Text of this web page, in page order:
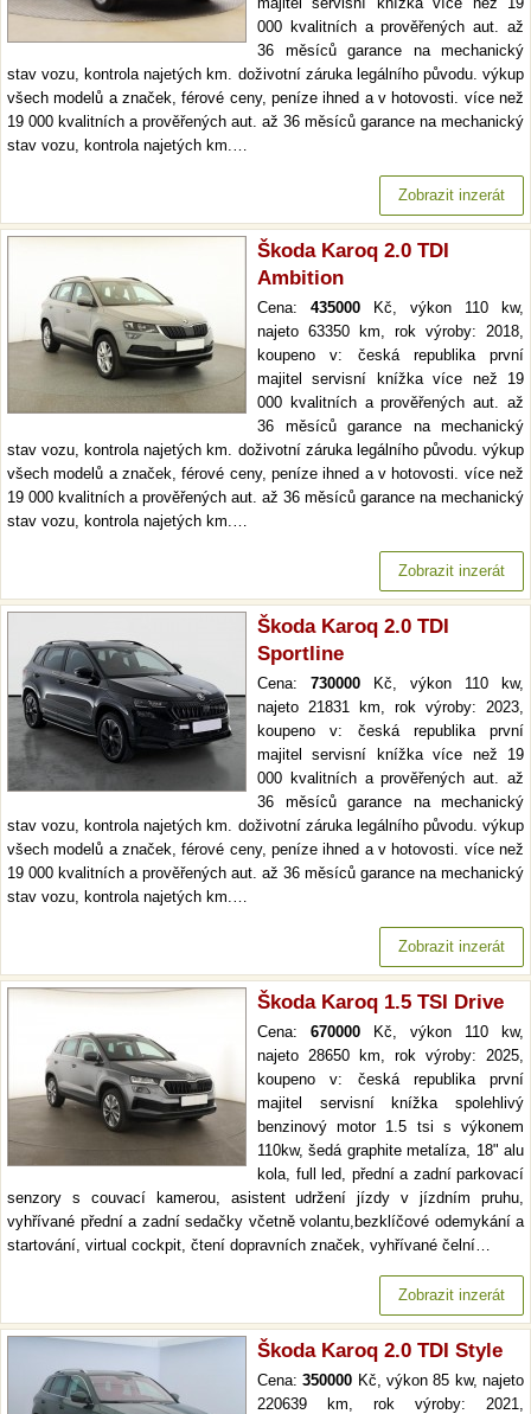
000 kvalitních a prověřených aut. až
36 měsíců garance na mechanický
stav vozu, kontrola najetých km. doživotní záruka legálního původu. výkup
všech modelů a značek, férové ceny, peníze ihned a v hotovosti. více než
19 000 kvalitních a prověřených aut. až 36 měsíců garance na mechanický
stav vozu, kontrola najetých km.…
Zobrazit inzerát
Škoda Karoq 2.0 TDI
Ambition
Cena: 435000 Kč, výkon 110 kw,
najeto 63350 km, rok výroby: 2018,
koupeno v: česká republika první
majitel servisní knížka více než 19
000 kvalitních a prověřených aut. až
36 měsíců garance na mechanický
stav vozu, kontrola najetých km. doživotní záruka legálního původu. výkup
všech modelů a značek, férové ceny, peníze ihned a v hotovosti. více než
19 000 kvalitních a prověřených aut. až 36 měsíců garance na mechanický
stav vozu, kontrola najetých km.…
Zobrazit inzerát
Škoda Karoq 2.0 TDI
Sportline
Cena: 730000 Kč, výkon 110 kw,
najeto 21831 km, rok výroby: 2023,
koupeno v: česká republika první
majitel servisní knížka více než 19
000 kvalitních a prověřených aut. až
36 měsíců garance na mechanický
stav vozu, kontrola najetých km. doživotní záruka legálního původu. výkup
všech modelů a značek, férové ceny, peníze ihned a v hotovosti. více než
19 000 kvalitních a prověřených aut. až 36 měsíců garance na mechanický
stav vozu, kontrola najetých km.…
Zobrazit inzerát
Škoda Karoq 1.5 TSI Drive
Cena: 670000 Kč, výkon 110 kw,
najeto 28650 km, rok výroby: 2025,
koupeno v: česká republika první
majitel servisní knížka spolehlivý
benzinový motor 1.5 tsi s výkonem
110kw, šedá graphite metalíza, 18" alu
kola, full led, přední a zadní parkovací
senzory s couvací kamerou, asistent udržení jízdy v jízdním pruhu,
vyhřívané přední a zadní sedačky včetně volantu,bezklíčové odemykání a
startování, virtual cockpit, čtení dopravních značek, vyhřívané čelní…
Zobrazit inzerát
Škoda Karoq 2.0 TDI Style
Cena:350000 Kč, výkon 85 kw, najeto
220639 km, rok výroby: 2021,